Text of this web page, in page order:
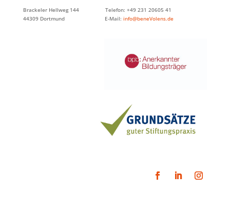
Brackeler Hellweg 144 Telefon: +49 231 20605 41
44309 Dortmund E-Mail: info@beneVolens.de